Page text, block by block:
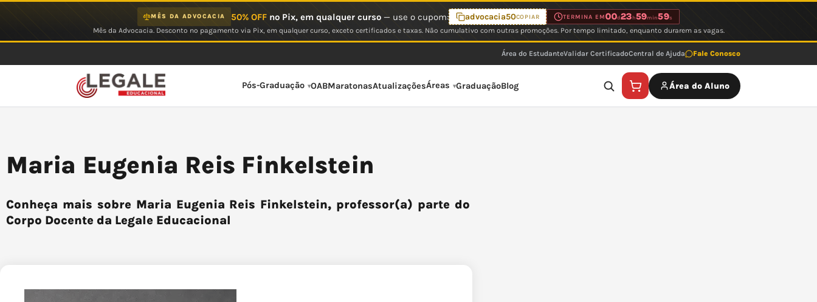
MÊS DA ADVOCACIA 50% OFFno Pix, em qualquer curso— use o cupom: advocacia50COPIAR TERMINA EM00d23 h59min59s
Mês da Advocacia. Desconto no pagamento via Pix, em qualquer curso, exceto certificados e taxas. Não cumulativo com outras promoções. Por tempo limitado, enquanto durarem as vagas.
Área do EstudanteValidar CertificadoCentral de Ajuda Fale Conosco
Pós-Graduação OABMaratonasAtualizaçõesÁreas GraduaçãoBlog Área do Aluno
Maria Eugenia Reis Finkelstein
Conheça mais sobre Maria Eugenia Reis Finkelstein, professor(a) parte do
Corpo Docente da Legale Educacional